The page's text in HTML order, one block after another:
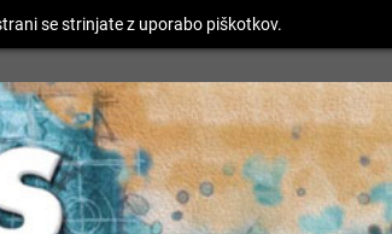
se strinjate z uporabo piškotkov.